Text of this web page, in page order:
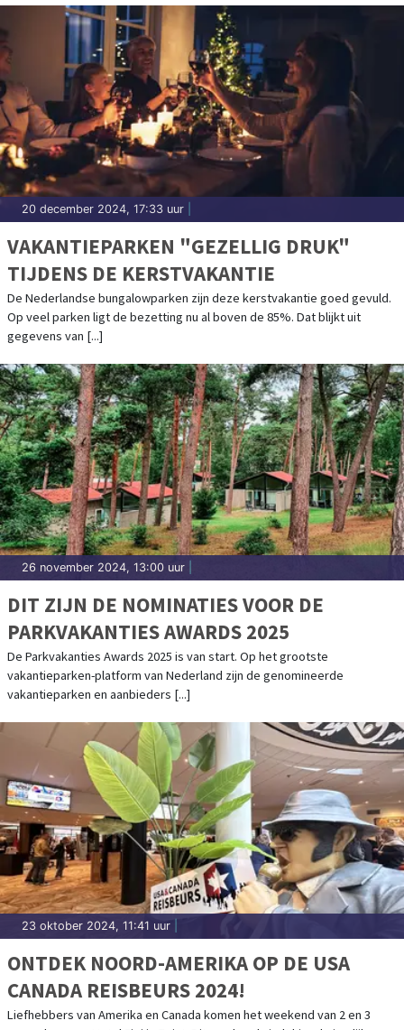
20 december 2024, 17:33 uur
VAKANTIEPARKEN "GEZELLIG DRUK"
TIJDENS DE KERSTVAKANTIE
De Nederlandse bungalowparken zijn deze kerstvakantie goed gevuld.
Op veel parken ligt de bezetting nu al boven de 85%. Dat blijkt uit
gegevens van [...]
26 november 2024, 13:00 uur
DIT ZIJN DE NOMINATIES VOOR DE
PARKVAKANTIES AWARDS 2025
De Parkvakanties Awards 2025 is van start. Op het grootste
vakantieparken-platform van Nederland zijn de genomineerde
vakantieparken en aanbieders [...]
23 oktober 2024, 11:41 uur
ONTDEK NOORD-AMERIKA OP DE USA
CANADA REISBEURS 2024!
Liefhebbers van Amerika en Canada komen het weekend van 2 en 3